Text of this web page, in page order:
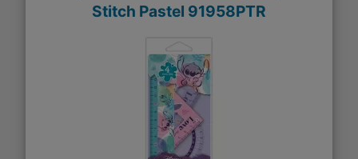
Stitch Pastel 91958PTR